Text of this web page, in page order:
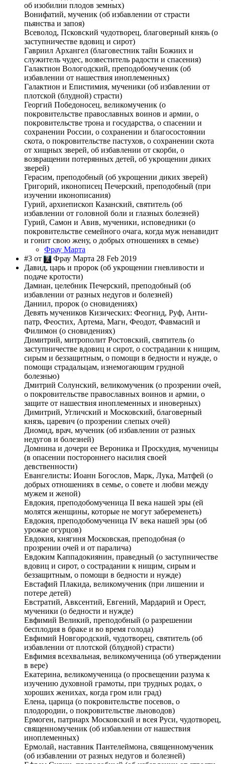
об изобилии плодов земных)
Вонифатий, мученик (об избавлении от страсти
пьянства и запоя)
Всеволод, Псковский чудотворец, благоверный князь (о
заступничестве вдовиц и сирот)
Гавриил Архангел (благовестник тайн Божиих и
служитель чудес, возвеститель радости и спасения)
Галактион Вологодский, преподобомученик (об
избавлении от нашествия иноплеменных)
Галактион и Епистимия, мученики (об избавлении от
плотской (блудной) страсти)
Георгий Победоносец, великомученик (о
покровительстве православных воинов и армии, о
покровительстве трона и государства, о спасении и
сохранении России, о сохранении и благосостоянии
скота, о покровительстве пастухов, о сохранении скота
от хищных зверей, об избавлении от скорби, о
возвращении потерянных детей, об укрощении диких
зверей)
Герасим, преподобный (об укрощении диких зверей)
Григорий, иконописец Печерский, преподобный (при
изучении иконописания)
Гурий, архиепископ Казанский, святитель (об
избавлении от головной боли и глазных болезней)
Гурий, Самон и Авив, мученики, исповедники (о
покровительстве семейного очага, когда муж ненавидит
и гонит свою жену, о добрых отношениях в семье)
Фрау Марта
#3 от
Фрау Марта 28 Feb 2019
Давид, царь и пророк (об укрощении гневливости и
подаче кротости)
Дамиан, целебник Печерский, преподобный (об
избавлении от разных недугов и болезней)
Даниил, пророк (о сновидениях)
Девять мучеников Кизических: Феогнид, Руф, Анти-
патр, Феостих, Артема, Магн, Феодот, Фавмасий и
Филимон (о сновидениях)
Димитрий, митрополит Ростовский, святитель (о
заступничестве вдовиц и сирот, о сострадании к нищим,
сирым и беззащитным, о помощи в бедности и нужде, о
помощи страдальцам, изнемогающим грудной
болезнью)
Дмитрий Солунский, великомученик (о прозрении очей,
о покровительстве православных воинов и армии, о
защите от нашествия иноплеменных и иноверных)
Димитрий, Угличский и Московский, благоверный
князь, царевич (о прозрении слепых очей)
Диомид, врач, мученик (об избавлении от разных
недугов и болезней)
Домнина и дочери ее Вероника и Проскудия, мученицы
(в опасении постороннего насилия своей
девственности)
Евангелисты: Иоанн Богослов, Марк, Лука, Матфей (о
добрых отношениях в семье, о совете и любви между
мужем и женой)
Евдокия, преподобомученица II века нашей эры (ей
молятся женщины, которые не могут забеременеть)
Евдокия, преподобомученица IV века нашей эры (об
урожае огурцов)
Евдокия, княгиня Московская, преподобная (о
прозрении очей и от паралича)
Евдоким Каппадокиянин, праведный (о заступничестве
вдовиц и сирот, о сострадании к нищим, сирым и
беззащитным, о помощи в бедности и нужде)
Евстафий Плакида, великомученик (при лишении и
потере детей)
Евстратий, Авксентий, Евгений, Мардарий и Орест,
мученики (о бедности и нужде)
Евфимий Великий, преподобный (о разрешении
бесплодия в браке и во время голода)
Евфимий Новгородский, чудотворец, святитель (об
избавлении от плотской (блудной) страсти)
Евфимия всехвальная, великомученица (об утверждении
в вере)
Екатерина, великомученица (о просвещении разума к
изучению духовной грамоты, при трудных родах, о
хороших женихах, когда гром или град)
Елена, царица (о покровительстве посевов, о
плодородии, о покровительстве льноводов)
Ермоген, патриарх Московский и всея Руси, чудотворец,
священномученик (об избавлении от нашествия
иноплеменных)
Ермолай, наставник Пантелеймона, священномученик
(об избавлении от разных недугов и болезней)